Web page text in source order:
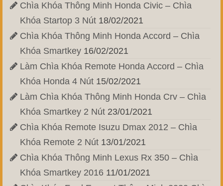
Chìa Khóa Thông Minh Honda Civic – Chìa
Khóa Startop 3 Nút 18/02/2021
Chìa Khóa Thông Minh Honda Accord – Chìa
Khóa Smartkey 16/02/2021
Làm Chìa Khóa Remote Honda Accord – Chìa
Khóa Honda 4 Nút 15/02/2021
Làm Chìa Khóa Thông Minh Honda Crv – Chìa
Khóa Smartkey 2 Nút 23/01/2021
Chìa Khóa Remote Isuzu Dmax 2012 – Chìa
Khóa Remote 2 Nút 13/01/2021
Chìa Khóa Thông Minh Lexus Rx 350 – Chìa
Khóa Smartkey 2016 11/01/2021